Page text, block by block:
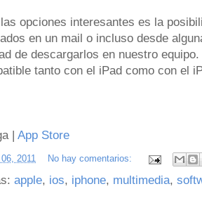
opciones interesantes es la
en un mail o incluso desde
de descargarlos en nuestro
tanto con el iPad como con el
| App Store
2011 No hay comentarios:
apple, ios, iphone, multimedia,